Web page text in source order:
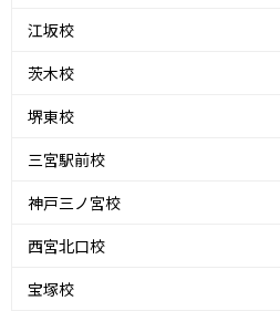
江坂校
茨木校
堺東校
三宮駅前校
神戸三ノ宮校
西宮北口校
宝塚校